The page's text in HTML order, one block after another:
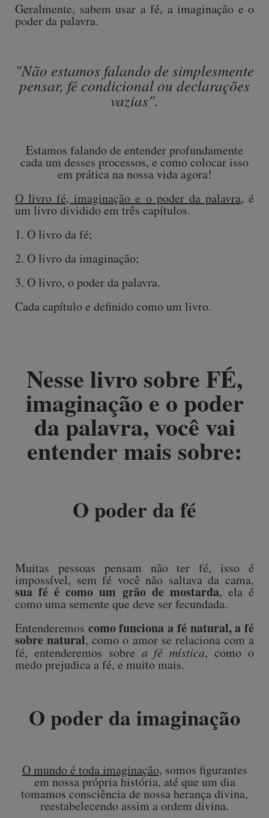
Geralmente, sabem usar a fé, a imaginação e o
poder da palavra.
"Não estamos falando de simplesmente
pensar, fé condicional ou declarações
vazias".
Estamos falando de entender profundamente
cada um desses processos, e como colocar isso
em prática na nossa vida agora!
O livro fé, imaginação e o poder da palavra, é
um livro dividido em três capítulos.
1. O livro da fé;
2. O livro da imaginação;
3. O livro, o poder da palavra.
Cada capítulo e definido como um livro.
Nesse livro sobre FÉ,
imaginação e o poder
da palavra, você vai
entender mais sobre:
O poder da fé
Muitas pessoas pensam não ter fé, isso é
impossível, sem fé você não saltava da cama,
sua fé é como um grão de mostarda, ela é
como uma semente que deve ser fecundada.
Entenderemos como funciona a fé natural, a fé
sobre natural, como o amor se relaciona com a
fé, entenderemos sobre a fé mística, como o
medo prejudica a fé, e muito mais.
O poder da imaginação
O mundo é toda imaginação, somos figurantes
em nossa própria história, até que um dia
tomamos consciência de nossa herança divina,
reestabelecendo assim a ordem divina.